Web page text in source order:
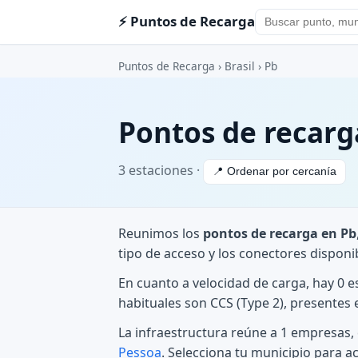
⚡ Puntos de Recarga
Puntos de Recarga › Brasil › Pb
Pontos de
3 estaciones · 📍 Ordenar por cercanía
Reunimos los pontos de recarga en Pb
tipo de acceso y los conectores
En cuanto a velocidad de carga, hay 0
habituales son CCS (Type 2),
La infraestructura reúne a 1
Pessoa. Selecciona tu municipio para